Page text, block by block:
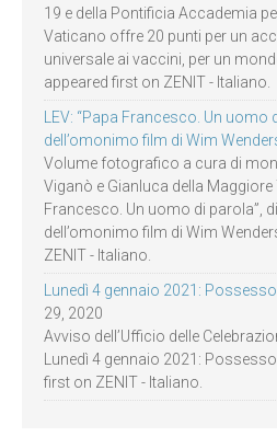
19 e della Pontificia Accademia
Vaticano offre 20 punti per un
universale ai vaccini, per un
appeared first on ZENIT - Italiano.
LEV: “Papa Francesco. Un uomo
dell’omonimo film di Wim
Volume fotografico a cura di
Viganò e Gianluca della Maggiore
Francesco. Un uomo di parola”,
dell’omonimo film di Wim
ZENIT - Italiano.
Lunedì 4 gennaio 2021:
29, 2020
Avviso dell’Ufficio delle
Lunedì 4 gennaio 2021:
first on ZENIT - Italiano.